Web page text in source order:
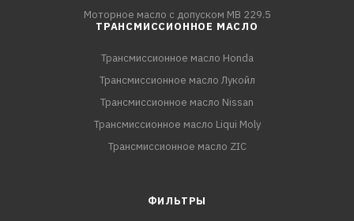
Моторное масло с допуском MB 229.5
ТРАНСМИССИОННОЕ МАСЛО
Трансмиссионное масло Honda
Трансмиссионное масло Лукойл
Трансмиссионное масло Nissan
Трансмиссионное масло Liqui Moly
Трансмиссионное масло ZIC
ФИЛЬТРЫ